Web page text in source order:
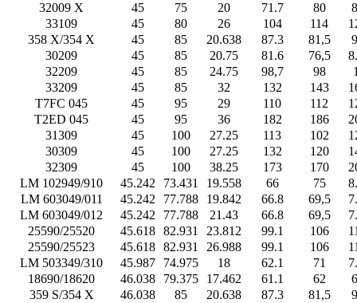
32009 X
45 75 20 71.7 80
33109
45 80 26 104 114
358 X/354 X
45 85 20.638 87.3 81,5
30209
45 85 20.75 81.6 76,5
32209
45 85 24.75 98,7 98
33209
45 85 32 132 143
T7FC 045
45 95 29 110 112
T2ED 045
45 95 36 182 186
31309
45 100 27.25 113 102
30309
45 100 27.25 132 120
32309
45 100 38.25 173 170
LM 102949/910
45.242 73.431 19.558 66 75
LM 603049/011
45.242 77.788 19.842 66.8 69,5
LM 603049/012
45.242 77.788 21.43 66.8 69,5
25590/25520
45.618 82.931 23.812 99.1 106
25590/25523
45.618 82.931 26.988 99.1 106
LM 503349/310
45.987 74.975 18 62.1 71
18690/18620
46.038 79.375 17.462 61.1 62
359 S/354 X
46.038 85 20.638 87.3 81,5